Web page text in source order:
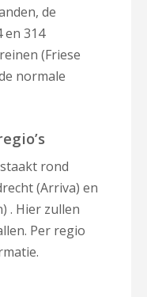
de
en 314
(Friese
normale
rond
(Arriva) en
. Hier zullen
Per regio